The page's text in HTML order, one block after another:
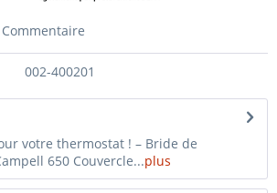
Commentaire
002-400201
votre thermostat ! – Bride de
650 Couvercle...plus